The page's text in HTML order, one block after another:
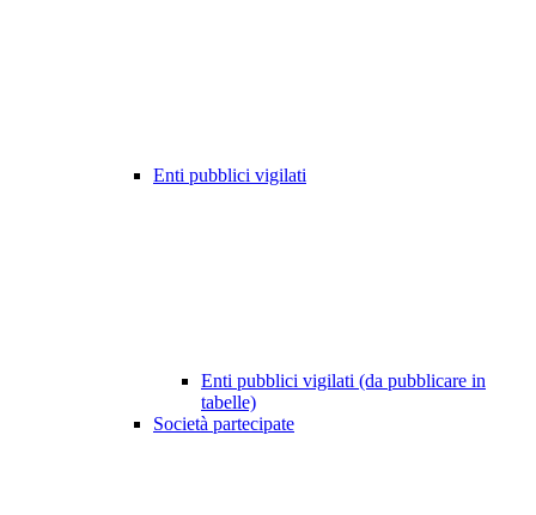
Enti pubblici vigilati
Enti pubblici vigilati (da pubblicare in
tabelle)
Società partecipate